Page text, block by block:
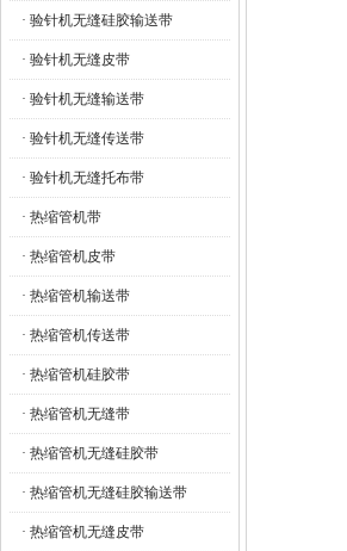
· 验针机无缝硅胶输送带
· 验针机无缝皮带
· 验针机无缝输送带
· 验针机无缝传送带
· 验针机无缝托布带
· 热缩管机带
· 热缩管机皮带
· 热缩管机输送带
· 热缩管机传送带
· 热缩管机硅胶带
· 热缩管机无缝带
· 热缩管机无缝硅胶带
· 热缩管机无缝硅胶输送带
· 热缩管机无缝皮带